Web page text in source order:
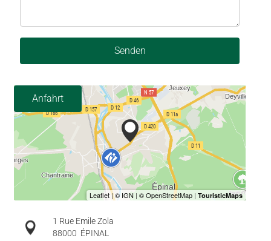
Senden
Anfahrt
1 Rue Emile Zola
88000 ÉPINAL